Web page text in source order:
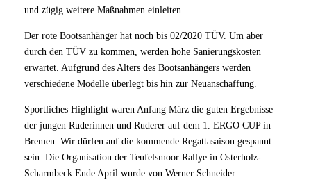
und zügig weitere Maßnahmen einleiten.
Der rote Bootsanhänger hat noch bis 02/2020 TÜV. Um aber
durch den TÜV zu kommen, werden hohe Sanierungskosten
erwartet. Aufgrund des Alters des Bootsanhängers werden
verschiedene Modelle überlegt bis hin zur Neuanschaffung.
Sportliches Highlight waren Anfang März die guten Ergebnisse
der jungen Ruderinnen und Ruderer auf dem 1. ERGO CUP in
Bremen. Wir dürfen auf die kommende Regattasaison gespannt
sein. Die Organisation der Teufelsmoor Rallye in Osterholz-
Scharmbeck Ende April wurde von Werner Schneider